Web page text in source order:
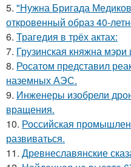
5. "Нужна Бригада
откровенный образ 40-
6. Трагедия в трёх актах:
7. Грузинская княжна
8. Росатом представил
наземных АЭС.
9. Инженеры изобрели
вращения.
10. Российская
развиваться.
11. Древнеславянские